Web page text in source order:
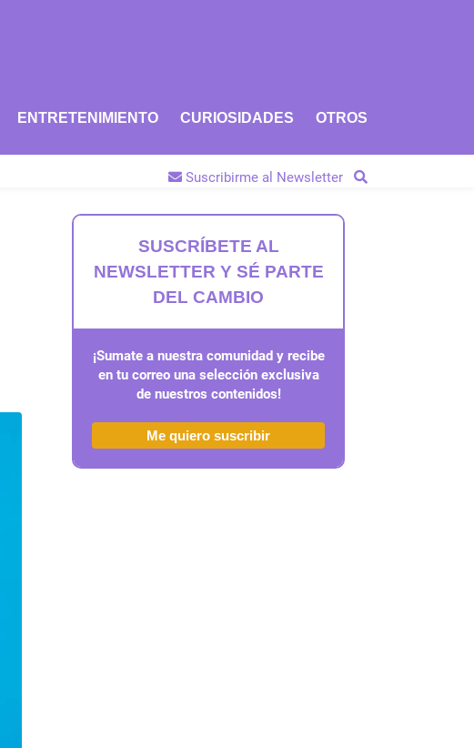
ENTRETENIMIENTO CURIOSIDADES OTROS
Suscribirme al Newsletter
SUSCRÍBETE AL
NEWSLETTER Y SÉ PARTE
DEL CAMBIO
¡Sumate a nuestra comunidad y recibe
en tu correo una selección exclusiva
de nuestros contenidos!
Me quiero suscribir